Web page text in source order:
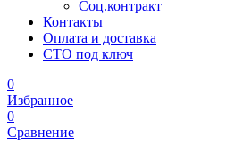
Соц.контракт
Контакты
Оплата и доставка
СТО под ключ
0
Избранное
0
Сравнение